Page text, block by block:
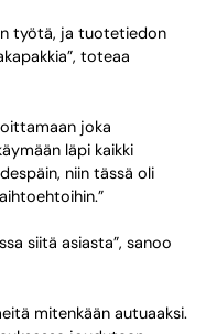
työtä, ja tuotetiedon
toteaa
joka
läpi kaikki
niin tässä oli
siitä asiasta”, sanoo
mitenkään autuaaksi.